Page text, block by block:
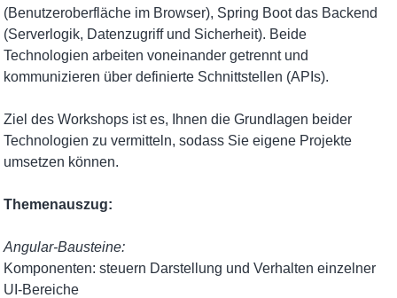
(Benutzeroberfläche im Browser), Spring Boot das Backend
(Serverlogik, Datenzugriff und Sicherheit). Beide
Technologien arbeiten voneinander getrennt und
kommunizieren über definierte Schnittstellen (APIs).
Ziel des Workshops ist es, Ihnen die Grundlagen beider
Technologien zu vermitteln, sodass Sie eigene Projekte
umsetzen können.
Themenauszug:
Angular-Bausteine:
Komponenten: steuern Darstellung und Verhalten einzelner
UI-Bereiche